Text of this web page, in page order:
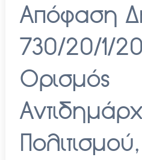
Απόφαση
730/20/1/
Ορισμός
Πολιτισμού,